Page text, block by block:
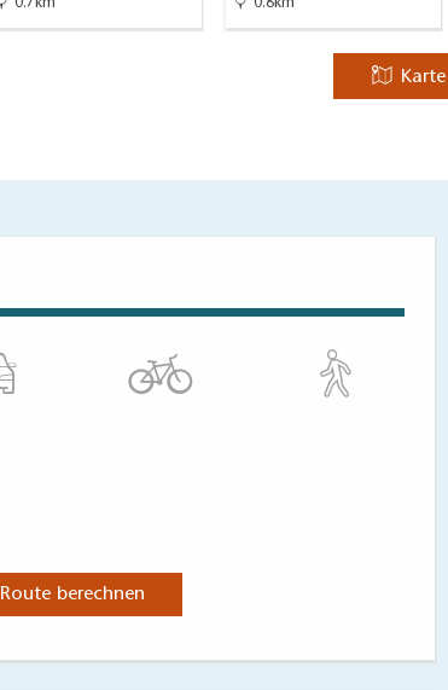
PKW: Ab Berlin über die A113 und A10
Wegebeschaffenheit:gut ausgebaute
Nebenstraßen sowie befestigte Wald- und
Kolberg:
0.7km 0.8km
Route berechnen